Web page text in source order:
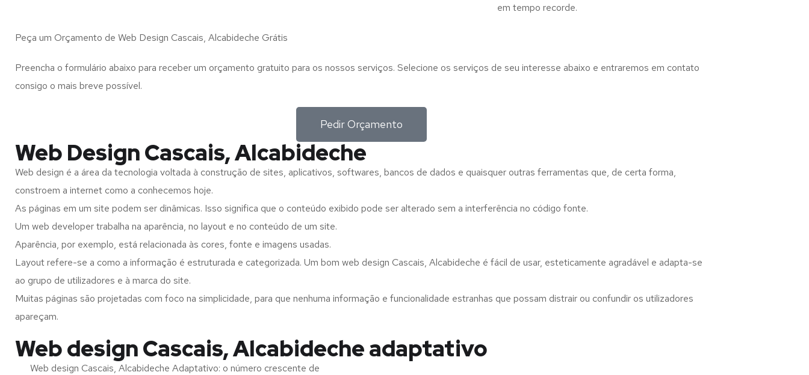
em tempo recorde.
Peça um Orçamento de Web Design Cascais, Alcabideche Grátis
Preencha o formulário abaixo para receber um orçamento gratuito para os nossos serviços. Selecione os serviços de seu interesse abaixo e entraremos em contato
consigo o mais breve possível.
Pedir Orçamento
Web Design Cascais, Alcabideche
Web design é a área da tecnologia voltada à construção de sites, aplicativos, softwares, bancos de dados e quaisquer outras ferramentas que, de certa forma,
constroem a internet como a conhecemos hoje.
As páginas em um site podem ser dinâmicas. Isso significa que o conteúdo exibido pode ser alterado sem a interferência no código fonte.
Um web developer trabalha na aparência, no layout e no conteúdo de um site.
Aparência, por exemplo, está relacionada às cores, fonte e imagens usadas.
Layout refere-se a como a informação é estruturada e categorizada. Um bom web design Cascais, Alcabideche é fácil de usar, esteticamente agradável e adapta-se
ao grupo de utilizadores e à marca do site.
Muitas páginas são projetadas com foco na simplicidade, para que nenhuma informação e funcionalidade estranhas que possam distrair ou confundir os utilizadores
apareçam.
Web design Cascais, Alcabideche adaptativo
Web design Cascais, Alcabideche Adaptativo: o número crescente de